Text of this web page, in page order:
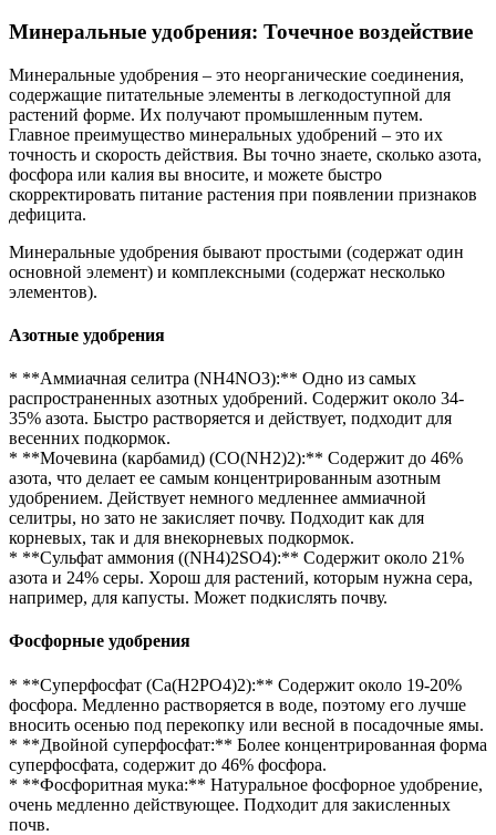
Минеральные удобрения: Точечное воздействие
Минеральные удобрения – это неорганические соединения,
содержащие питательные элементы в легкодоступной для
растений форме. Их получают промышленным путем.
Главное преимущество минеральных удобрений – это их
точность и скорость действия. Вы точно знаете, сколько азота,
фосфора или калия вы вносите, и можете быстро
скорректировать питание растения при появлении признаков
дефицита.
Минеральные удобрения бывают простыми (содержат один
основной элемент) и комплексными (содержат несколько
элементов).
Азотные удобрения
* **Аммиачная селитра (NH4NO3):** Одно из самых
распространенных азотных удобрений. Содержит около 34-
35% азота. Быстро растворяется и действует, подходит для
весенних подкормок.
* **Мочевина (карбамид) (CO(NH2)2):** Содержит до 46%
азота, что делает ее самым концентрированным азотным
удобрением. Действует немного медленнее аммиачной
селитры, но зато не закисляет почву. Подходит как для
корневых, так и для внекорневых подкормок.
* **Сульфат аммония ((NH4)2SO4):** Содержит около 21%
азота и 24% серы. Хорош для растений, которым нужна сера,
например, для капусты. Может подкислять почву.
Фосфорные удобрения
* **Суперфосфат (Ca(H2PO4)2):** Содержит около 19-20%
фосфора. Медленно растворяется в воде, поэтому его лучше
вносить осенью под перекопку или весной в посадочные ямы.
* **Двойной суперфосфат:** Более концентрированная форма
суперфосфата, содержит до 46% фосфора.
* **Фосфоритная мука:** Натуральное фосфорное удобрение,
очень медленно действующее. Подходит для закисленных
почв.